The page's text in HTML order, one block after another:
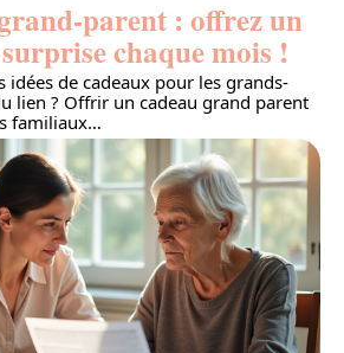
parent : offrez un
chaque mois !
idées de cadeaux pour les grands-
lien ? Offrir un cadeau grand parent
familiaux…